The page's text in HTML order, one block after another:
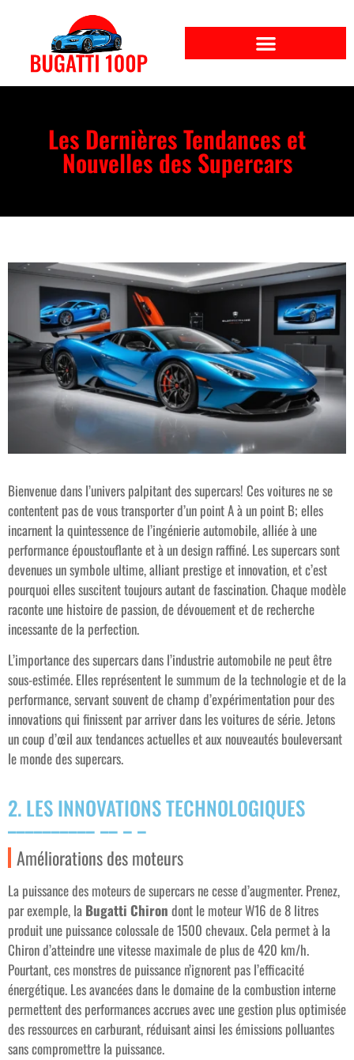
Les Dernières Tendances et
Nouvelles des Supercars
Bienvenue dans l’univers palpitant des supercars! Ces voitures ne se
contentent pas de vous transporter d’un point A à un point B; elles
incarnent la quintessence de l’ingénierie automobile, alliée à une
performance époustouflante et à un design raffiné. Les supercars sont
devenues un symbole ultime, alliant prestige et innovation, et c’est
pourquoi elles suscitent toujours autant de fascination. Chaque modèle
raconte une histoire de passion, de dévouement et de recherche
incessante de la perfection.
L’importance des supercars dans l’industrie automobile ne peut être
sous-estimée. Elles représentent le summum de la technologie et de la
performance, servant souvent de champ d’expérimentation pour des
innovations qui finissent par arriver dans les voitures de série. Jetons
un coup d’œil aux tendances actuelles et aux nouveautés bouleversant
le monde des supercars.
2. LES INNOVATIONS TECHNOLOGIQUES
Améliorations des moteurs
La puissance des moteurs de supercars ne cesse d’augmenter. Prenez,
par exemple, la Bugatti Chiron dont le moteur W16 de 8 litres
produit une puissance colossale de 1500 chevaux. Cela permet à la
Chiron d’atteindre une vitesse maximale de plus de 420 km/h.
Pourtant, ces monstres de puissance n’ignorent pas l’efficacité
énergétique. Les avancées dans le domaine de la combustion interne
permettent des performances accrues avec une gestion plus optimisée
des ressources en carburant, réduisant ainsi les émissions polluantes
sans compromettre la puissance.